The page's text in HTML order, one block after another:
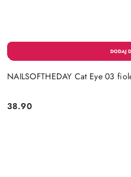
NAILSOFTHEDAY Cat Eye 03
Cena:
38.90